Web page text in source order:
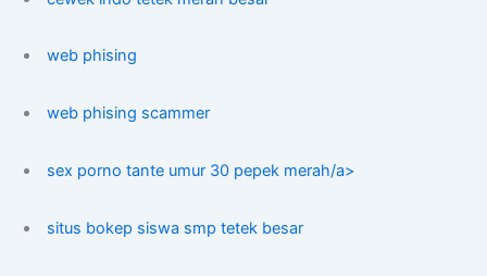
web phising
web phising scammer
sex porno tante umur 30 pepek merah/a>
situs bokep siswa smp tetek besar